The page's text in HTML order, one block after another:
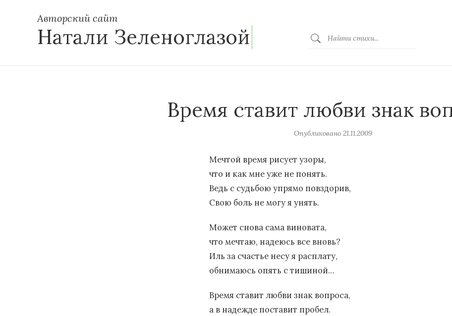
Авторский сайт
Натали Зеленоглазой
Время ставит любви знак
Опубликовано 21.11.2009
Мечтой время рисует узоры,
что и как мне уже не понять.
Ведь с судьбою упрямо повздорив,
Свою боль не могу я унять.
Может снова сама виновата,
что мечтаю, надеюсь все вновь?
Иль за счастье несу я расплату,
обнимаюсь опять с тишиной…
Время ставит любви знак вопроса,
а в надежде поставит пробел.